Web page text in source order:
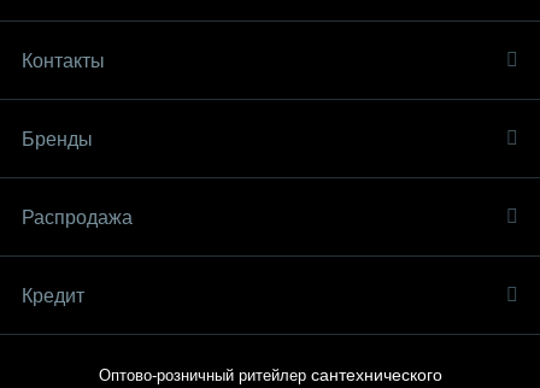
Контакты
Бренды
Распродaжа
Кредит
Оптово-розничный ритейлер сантехнического